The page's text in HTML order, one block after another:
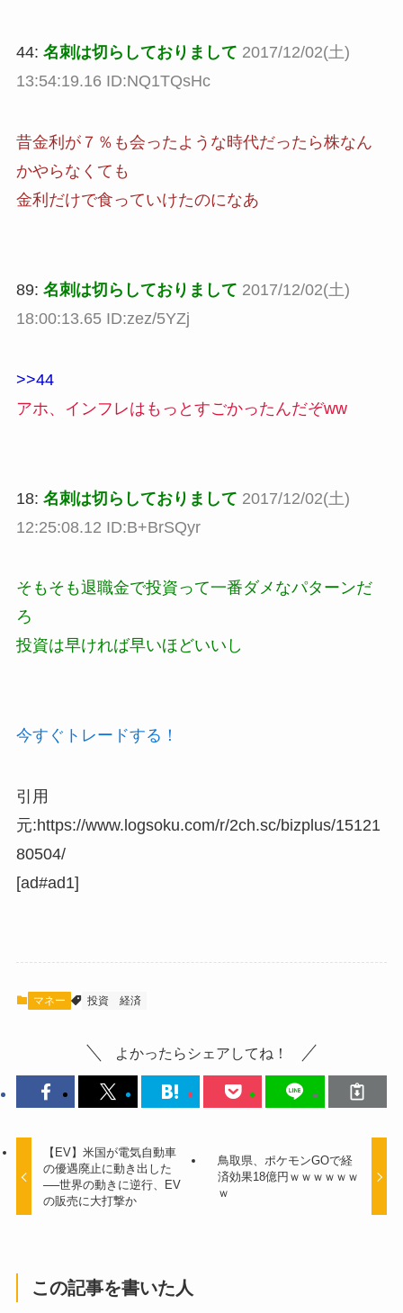
44: 名刺は切らしておりまして 2017/12/02(土)
13:54:19.16 ID:NQ1TQsHc
昔金利が７％も会ったような時代だったら株なん
かやらなくても
金利だけで食っていけたのになあ
89: 名刺は切らしておりまして 2017/12/02(土)
18:00:13.65 ID:zez/5YZj
>>44
アホ、インフレはもっとすごかったんだぞww
18: 名刺は切らしておりまして 2017/12/02(土)
12:25:08.12 ID:B+BrSQyr
そもそも退職金で投資って一番ダメなパターンだ
ろ
投資は早ければ早いほどいいし
今すぐトレードする！
引用
元:https://www.logsoku.com/r/2ch.sc/bizplus/15121
80504/
[ad#ad1]
マネー 投資 経済
よかったらシェアしてね！
【EV】米国が電気自動車
の優遇廃止に動き出した
──世界の動きに逆行、EV
の販売に大打撃か
鳥取県、ポケモンGOで経
済効果18億円ｗｗｗｗｗｗ
ｗ
この記事を書いた人